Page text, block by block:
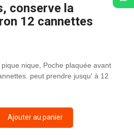
conserve la
12 cannettes
nique, Poche plaquée avant
peut prendre jusqu' à 12
Ajouter au panier